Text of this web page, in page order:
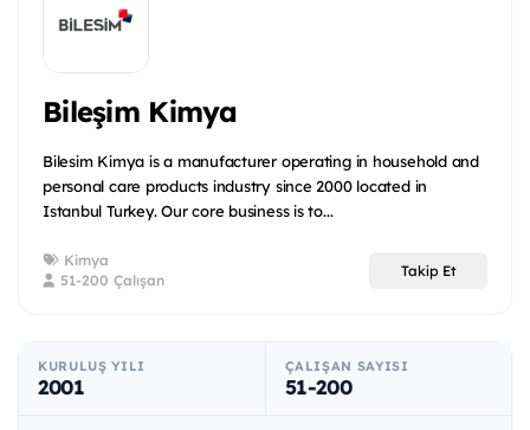
Bileşim Kimya
Bilesim Kimya is a manufacturer operating in household and
personal care products industry since 2000 located in
Istanbul Turkey. Our core business is to...
Kimya
51-200 Çalışan
Takip Et
KURULUŞ YILI
2001
ÇALIŞAN SAYISI
51-200